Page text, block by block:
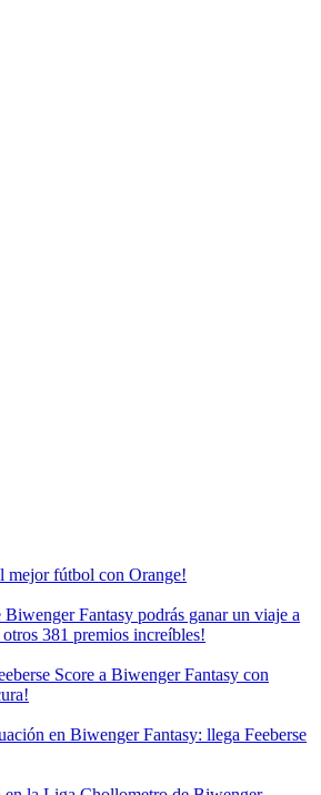
mejor fútbol con Orange!
Fantasy podrás ganar un viaje a
381 premios increíbles!
Score a Biwenger Fantasy con
en Biwenger Fantasy: llega Feeberse